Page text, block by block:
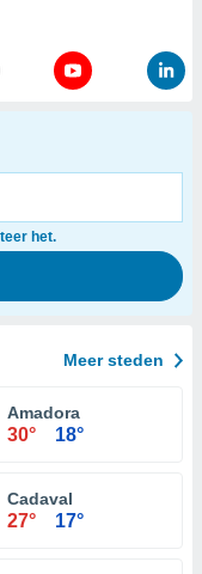
het.
Meer steden
Amadora
30° 18°
Cadaval
27° 17°